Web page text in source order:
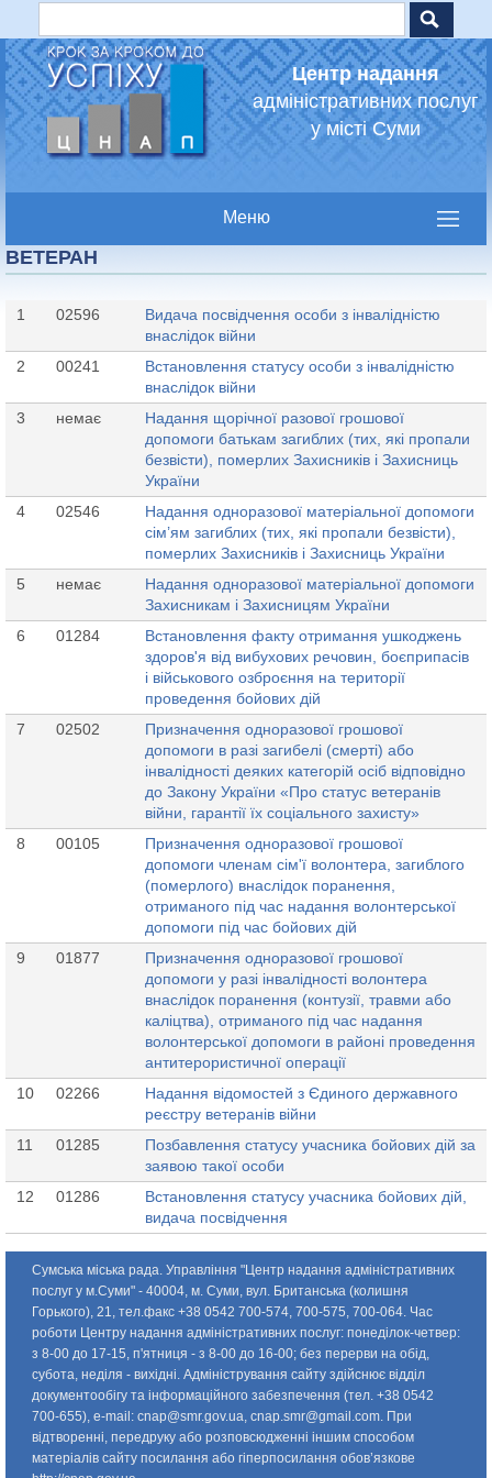
Центр надання
адміністративних послуг
у місті Суми
ВЕТЕРАН
1 02596
Видача посвідчення особи з інвалідністю
внаслідок війни
2
00241
Встановлення статусу особи з інвалідністю
внаслідок війни
3
немає
Надання щорічної разової грошової
допомоги батькам загиблих (тих, які пропали
безвісти), померлих Захисників і Захисниць
України
4
02546
Надання одноразової матеріальної допомоги
сім’ям загиблих (тих, які пропали безвісти),
померлих Захисників і Захисниць України
5
немає
Надання одноразової матеріальної допомоги
Захисникам і Захисницям України
6
01284
Встановлення факту отримання ушкоджень
здоров'я від вибухових речовин, боєприпасів
і військового озброєння на території
проведення бойових дій
7
02502
Призначення одноразової грошової
допомоги в разі загибелі (смерті) або
інвалідності деяких категорій осіб відповідно
до Закону України «Про статус ветеранів
війни, гарантії їх соціального захисту»
8
00105
Призначення одноразової грошової
допомоги членам сім'ї волонтера, загиблого
(померлого) внаслідок поранення,
отриманого під час надання волонтерської
допомоги під час бойових дій
9
01877
Призначення одноразової грошової
допомоги у разі інвалідності волонтера
внаслідок поранення (контузії, травми або
каліцтва), отриманого під час надання
волонтерської допомоги в районі проведення
антитерористичної операції
10
02266
Надання відомостей з Єдиного державного
реєстру ветеранів війни
11
01285
Позбавлення статусу учасника бойових дій за
заявою такої особи
12
01286
Встановлення статусу учасника бойових дій,
видача посвідчення
Пошукова форма
Сумська міська рада. Управління "Центр надання адміністративних
послуг у м.Суми" - 40004, м. Суми, вул. Британська (колишня
Горького), 21, тел.факс +38 0542 700-574, 700-575, 700-064. Час
роботи Центру надання адміністративних послуг: понедiлок-четвер:
з 8-00 до 17-15, п'ятниця - з 8-00 до 16-00; без перерви на обід,
субота, неділя - вихідні. Адміністрування сайту здійснює відділ
документообігу та інформаційного забезпечення (тел. +38 0542
700-655), e-mail: cnap@smr.gov.ua, cnap.smr@gmail.com. При
відтворенні, передруку або розповсюдженні іншим способом
матеріалів сайту посилання або гіперпосилання обов’язкове